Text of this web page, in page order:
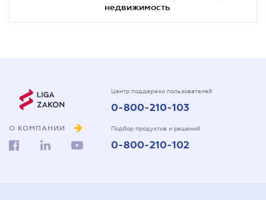
недвижимость
О КОМПАНИИ
Центр поддержки пользователей
0-800-210-103
Подбор продуктов и решений
0-800-210-102